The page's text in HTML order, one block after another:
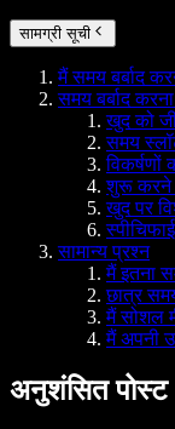
सामग्री सूची
मैं समय बर्बाद
समय बर्बाद
खुद को
समय
विकर्षणों
शुरू करने
खुद पर
सामान्य प्रश्न
मैं इतना
छात्र
मैं सोशल
मैं अपनी
अनुशंसित पोस्ट